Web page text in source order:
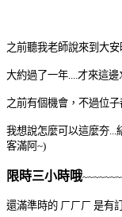
之前聽我老師說來到大
大約過了一年....才來這邊
之前有個機會，不過位子
我想說怎麼可以這麼夯...
客滿阿~)
限時三小時哦
還滿準時的 ㄏㄏㄏ 是有